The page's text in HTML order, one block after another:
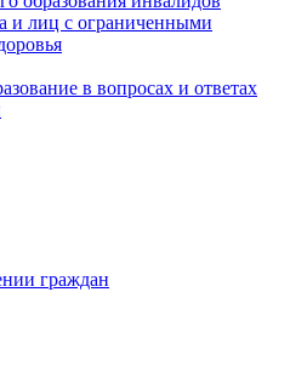
и лиц с ограниченными
в вопросах и ответах
граждан